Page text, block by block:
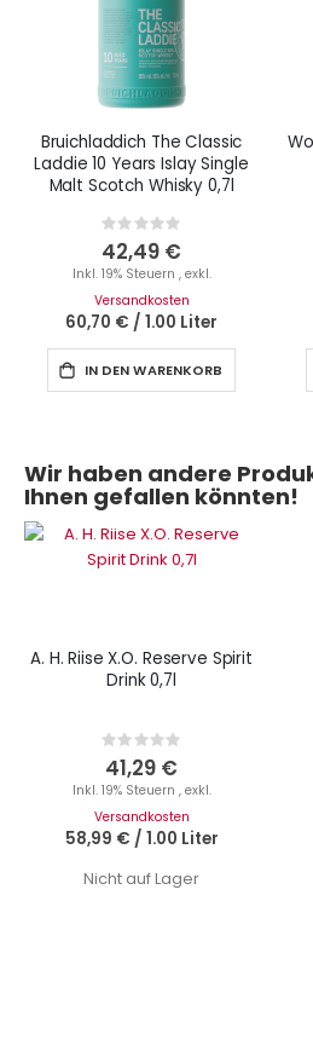
Bruichladdich The Classic
Laddie 10 Years Islay Single
Malt Scotch Whisky 0,7l
Rating:
0%
42,49 €
Inkl. 19% Steuern , exkl.
Versandkosten
60,70 € / 1.00 Liter
IN DEN WARENKORB
Wir haben andere
Ihnen gefallen könnten!
A. H. Riise X.O. Reserve Spirit
Drink 0,7l
Rating:
0%
41,29 €
Inkl. 19% Steuern , exkl.
Versandkosten
58,99 € / 1.00 Liter
Nicht auf Lager